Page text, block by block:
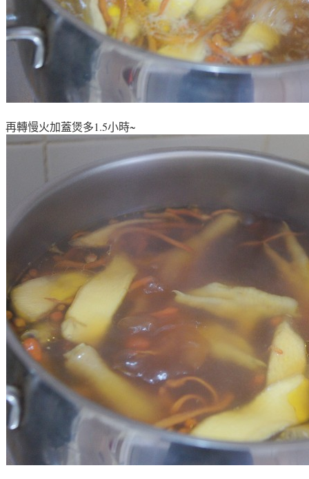
再轉慢火加蓋煲多1.5小時~